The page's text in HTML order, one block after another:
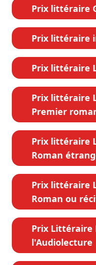
Prix littéraire
Prix littéraire
Prix littéraire
Prix littéraire
Premier
Prix littéraire
Roman
Prix littéraire
Roman ou
Prix Littéraire
l'Audiolecture